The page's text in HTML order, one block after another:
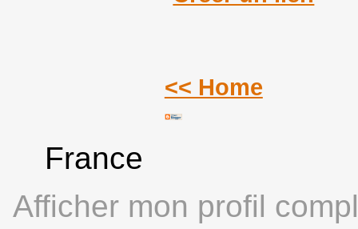
<< Home
France
Afficher mon profil